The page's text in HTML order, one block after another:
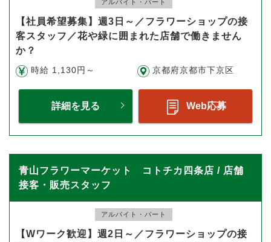
アルバイト・パート
【社員希望募集】週3日～／フラワーショップの接
客スタッフ／花や緑に囲まれた店舗で働きません
か？
時給 1,130円～ 京都府京都市下京区
詳細を見る Web応募
青山フラワーマーケット コトチカ四条店 / 店舗
接客・販売スタッフ
アルバイト・パート
【Wワーク歓迎】週2日～／フラワーショップの接